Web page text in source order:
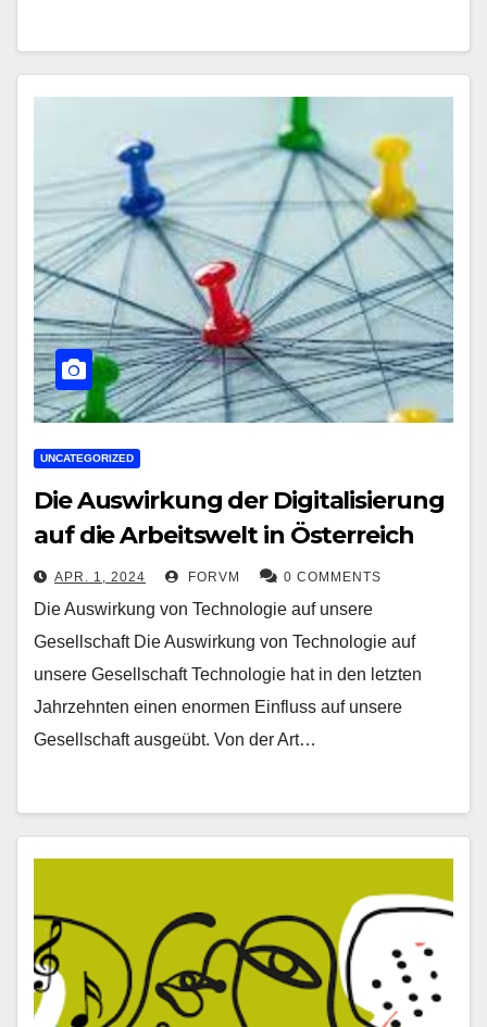
UNCATEGORIZED
Die Auswirkung der Digitalisierung
auf die Arbeitswelt in Österreich
APR. 1, 2024 FORVM 0 COMMENTS
Die Auswirkung von Technologie auf unsere
Gesellschaft Die Auswirkung von Technologie auf
unsere Gesellschaft Technologie hat in den letzten
Jahrzehnten einen enormen Einfluss auf unsere
Gesellschaft ausgeübt. Von der Art…